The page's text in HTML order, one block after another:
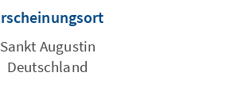
Erscheinungsort
Sankt Augustin
Deutschland